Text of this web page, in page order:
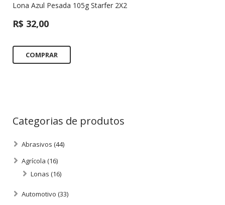
Lona Azul Pesada 105g Starfer 2X2
R$ 32,00
COMPRAR
Categorias de produtos
Abrasivos (44)
Agrícola (16)
Lonas (16)
Automotivo (33)